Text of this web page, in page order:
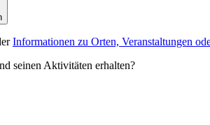
Informationen zu Orten, Veranstaltungen
seinen Aktivitäten erhalten?